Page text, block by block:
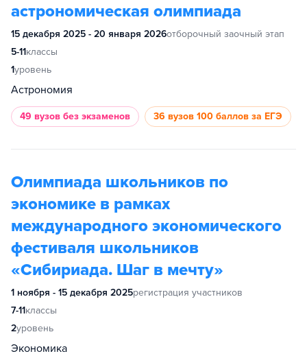
астрономическая олимпиада
15 декабря 2025 - 20 января 2026отборочный заочный этап
5-11классы
1уровень
Астрономия
49 вузов без экзаменов 36 вузов 100 баллов за ЕГЭ
Олимпиада школьников по
экономике в рамках
международного экономического
фестиваля школьников
«Сибириада. Шаг в мечту»
1 ноября - 15 декабря 2025регистрация участников
7-11классы
2уровень
Экономика